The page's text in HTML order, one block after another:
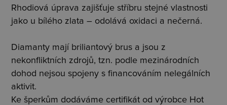
Rhodiová úprava zajišťuje stříbru stejné vlastnosti
jako u bílého zlata – odolává oxidaci a nečerná.
Diamanty mají briliantový brus a jsou z
nekonfliktních zdrojů, tzn. podle mezinárodních
dohod nejsou spojeny s financováním nelegálních
aktivit.
Ke šperkům dodáváme certifikát od výrobce Hot